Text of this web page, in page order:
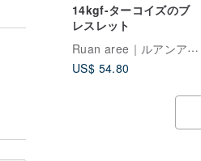
14kgf-ターコイズのブ
レスレット
Ruan aree｜ルアンアリー
US$ 54.80